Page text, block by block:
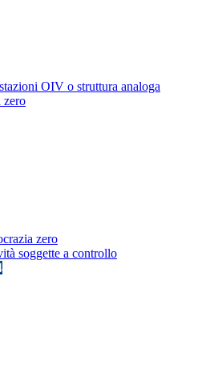
OIV o struttura analoga
zero
zero
soggette a controllo